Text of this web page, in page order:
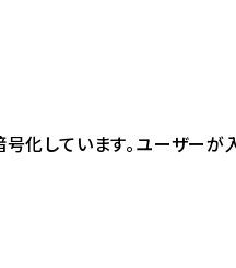
化しています。ユーザー